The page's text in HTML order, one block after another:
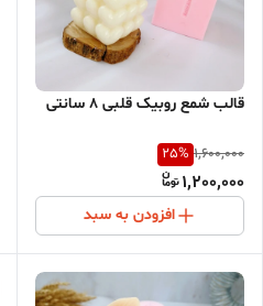
قالب شمع روبیک قلبی 8 سانتی
1,600,000
25%
1,200,000
افزودن به سبد